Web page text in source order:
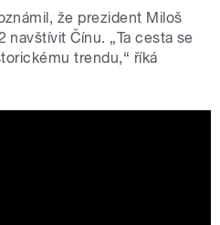
že prezident Miloš
navštívit Čínu. „Ta cesta se
trendu,“ říká